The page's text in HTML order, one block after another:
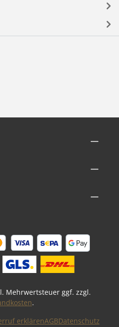
Mehrwertsteuer ggf. zzgl.
.
erklärenAGBDatenschutz